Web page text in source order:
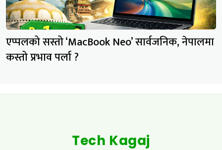
एप्पलको सस्तो ‘MacBook Neo’ सार्वजनिक, नेपालमा
कस्तो प्रभाव पर्ला ?
Tech Kagaj